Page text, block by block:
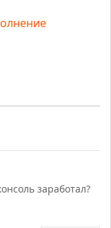
заработал?